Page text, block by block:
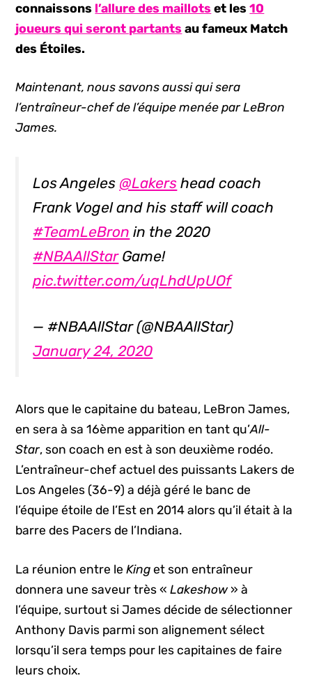
connaissons l’allure des maillots et les10
joueurs qui seront partants au fameux Match
des Étoiles.
Maintenant, nous savons aussi qui sera
l’entraîneur-chef de l’équipe menée par LeBron
James.
Los Angeles @Lakers head coach
Frank Vogel and his staff will coach
#TeamLeBron in the 2020
#NBAAllStarGame!
pic.twitter.com/uqLhdUpUOf
— #NBAAllStar (@NBAAllStar)
January 24, 2020
Alors que le capitaine du bateau, LeBron James,
en sera à sa 16ème apparition en tant qu’All-
Star, son coach en est à son deuxième rodéo.
L’entraîneur-chef actuel des puissants Lakers de
Los Angeles (36-9) a déjà géré le banc de
l’équipe étoile de l’Est en 2014 alors qu’il était à la
barre des Pacers de l’Indiana.
La réunion entre leKing et son entraîneur
donnera une saveur très «Lakeshow» à
l’équipe, surtout si James décide de sélectionner
Anthony Davis parmi son alignement sélect
lorsqu’il sera temps pour les capitaines de faire
leurs choix.